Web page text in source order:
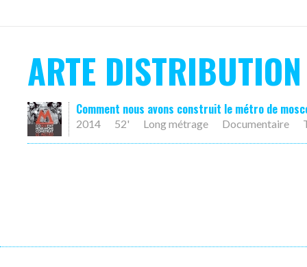
ARTE DISTRIBUTION
Comment nous avons construit le métro de
2014 52' Long métrage Documentaire